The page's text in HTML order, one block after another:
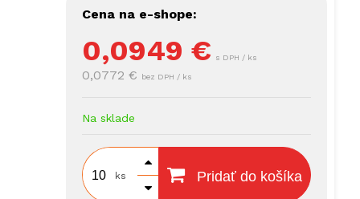
Cena na e-shope:
0,0949 € s DPH / ks
0,0772 € bez DPH / ks
Na sklade
ks Pridať do košíka